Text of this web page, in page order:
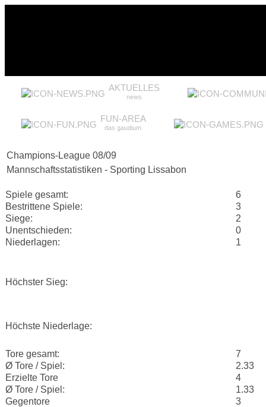
AKTUELLES
news
FUN-AREA
das gaudium
Champions-League 08/09
Mannschaftsstatistiken - Sporting Lissabon
Spiele gesamt:
6
Bestrittene Spiele:
3
Siege:
2
Unentschieden:
0
Niederlagen:
1
Höchster Sieg:
Höchste Niederlage:
Tore gesamt:
7
Ø Tore / Spiel:
2.33
Erzielte Tore
4
Ø Tore / Spiel:
1.33
Gegentore
3